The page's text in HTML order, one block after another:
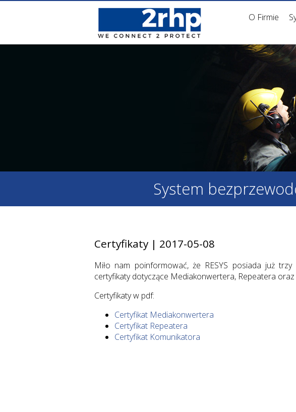
O Firmie
System
Certyfikaty | 2017-05-08
Miło nam poinformować, że RESYS posiada już
certyfikaty dotyczące Mediakonwertera, Repeatera
Certyfikaty w pdf:
Certyfikat Mediakonwertera
Certyfikat Repeatera
Certyfikat Komunikatora